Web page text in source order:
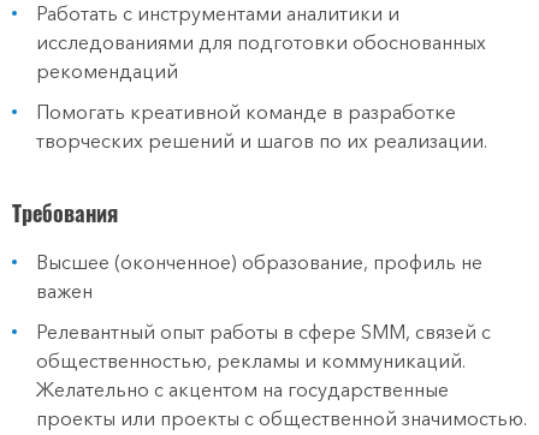
Работать с инструментами аналитики и
исследованиями для подготовки обоснованных
рекомендаций
Помогать креативной команде в разработке
творческих решений и шагов по их реализации.
Требования
Высшее (оконченное) образование, профиль не
важен
Релевантный опыт работы в сфере SMM, связей с
общественностью, рекламы и коммуникаций.
Желательно с акцентом на государственные
проекты или проекты с общественной значимостью.